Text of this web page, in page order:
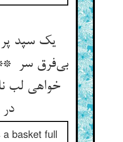
یک سپد پر
بی‌فرق سر
خواهی لب
در
basket full